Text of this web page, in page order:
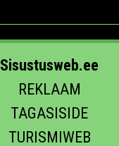
Sisustusweb.ee
REKLAAM
TAGASISIDE
TURISMIWEB